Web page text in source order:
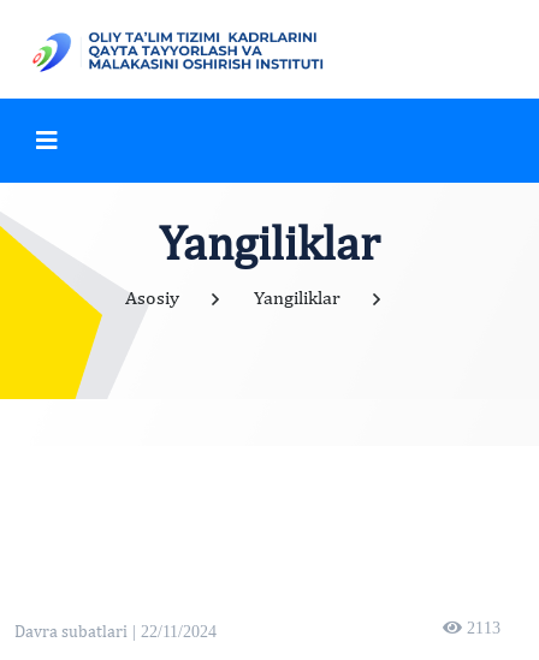
Yangiliklar
Asosiy Yangiliklar
Davra subatlari | 22/11/2024 2113